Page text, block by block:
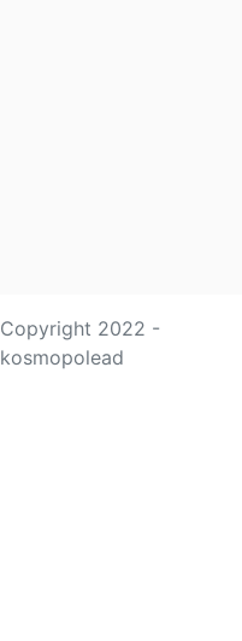
Copyright 2022 -
kosmopolead